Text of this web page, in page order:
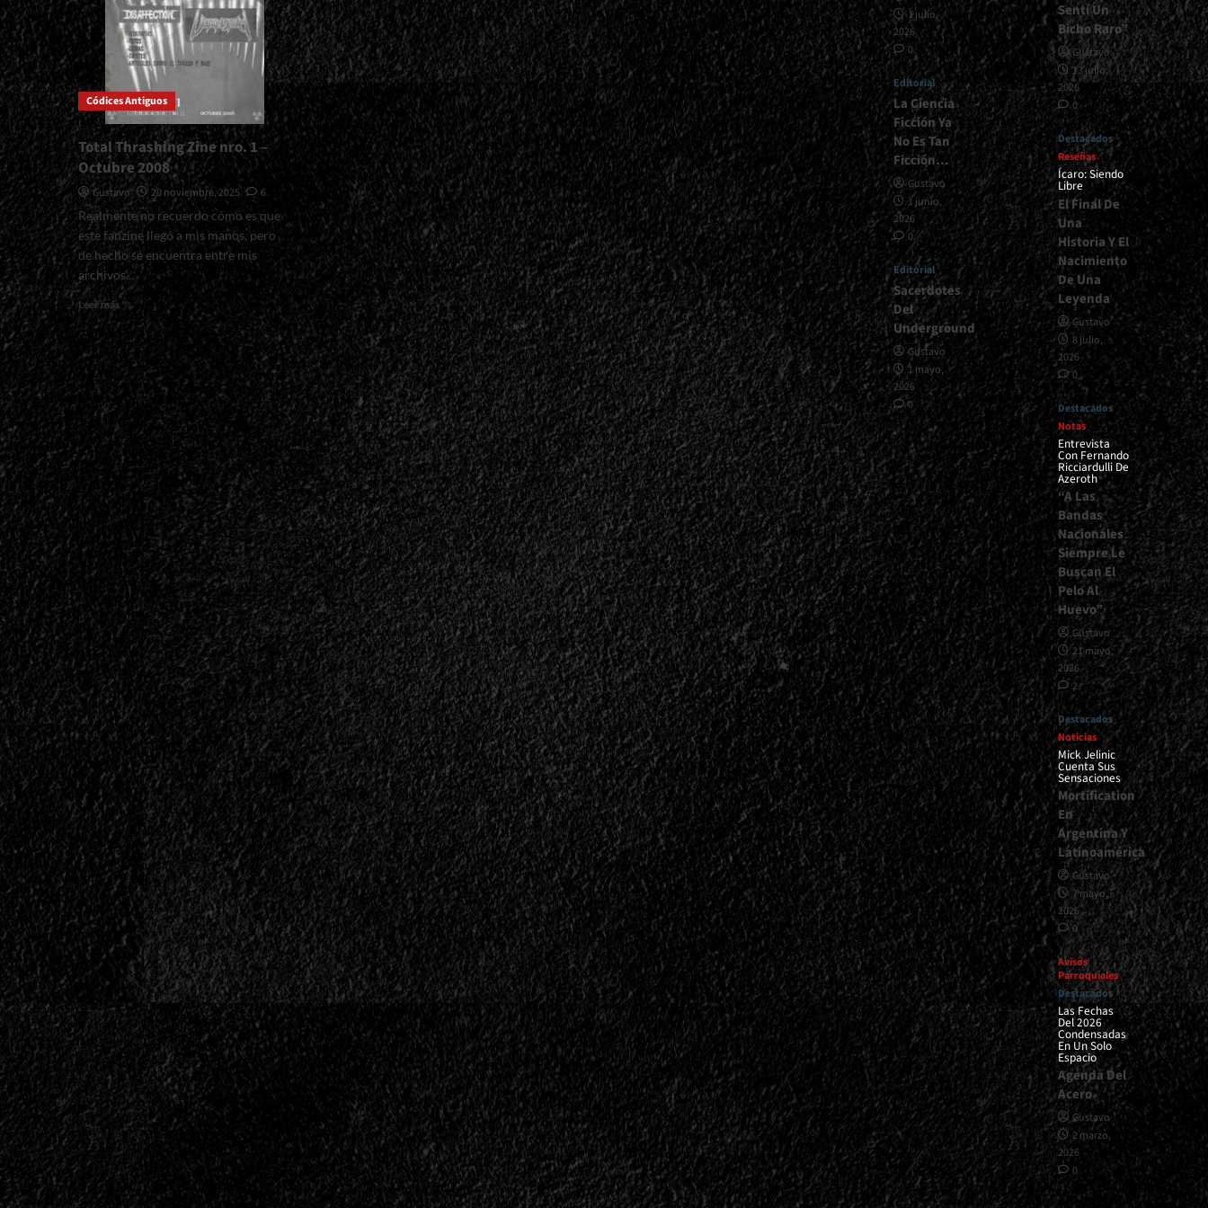
Códices Antiguos
Total Thrashing Zine nro. 1 –
Octubre 2008
Gustavo 20 noviembre, 2025
6
Realmente no recuerdo cómo es que
este fanzine llegó a mis manos, pero
de hecho se encuentra entre mis
archivos...
Leer másRead
more
about
Total
Thrashing
Zine
nro.
1
–
Octubre
2008
1 julio,
2026
0
Editorial
La Ciencia
Ficción Ya
No Es Tan
Ficción…
Gustavo
1 junio,
2026
0
Editorial
Sacerdotes
Del
Underground
Gustavo
1 mayo,
2026
0
Sentí Un
Bicho Raro”
Gustavo
13 julio,
2026
0
Destacados
Reseñas
Ícaro: Siendo
Libre
El Final De
Una
Historia Y El
Nacimiento
De Una
Leyenda
Gustavo
8 julio,
2026
0
Destacados
Notas
Entrevista
Con Fernando
Ricciardulli De
Azeroth
“A Las
Bandas
Nacionales
Siempre Le
Buscan El
Pelo Al
Huevo”
Gustavo
21 mayo,
2026
2
Destacados
Noticias
Mick Jelinic
Cuenta Sus
Sensaciones
Mortification
En
Argentina Y
Latinoamérica
Gustavo
7 mayo,
2026
0
Avisos
Parroquiales
Destacados
Las Fechas
Del 2026
Condensadas
En Un Solo
Espacio
Agenda Del
Acero
Gustavo
2 marzo,
2026
0